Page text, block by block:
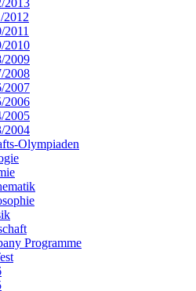
2013
2012
2011
2010
2009
2008
2007
2006
2005
2004
Olympiaden
Programme